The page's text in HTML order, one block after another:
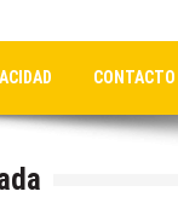
CONTACTO